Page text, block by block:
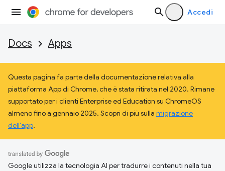
Accedi
Docs Apps
Questa pagina fa parte della documentazione relativa alla
piattaforma App di Chrome, che è stata ritirata nel 2020. Rimane
supportato per i clienti Enterprise ed Education su ChromeOS
almeno fino a gennaio 2025. Scopri di più sulla migrazione
dell'app.
Google utilizza la tecnologia AI per tradurre i contenuti nella tua